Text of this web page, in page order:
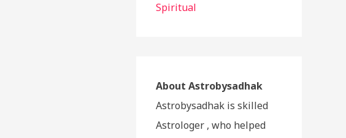
Spiritual
About Astrobysadhak
Astrobysadhak is skilled
Astrologer , who helped